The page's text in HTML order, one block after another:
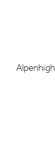
Alpenhigh